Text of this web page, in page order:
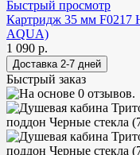
Быстрый просмотр
Картридж 35 мм F0217
AQUA)
1 090 р.
Быстрый заказ